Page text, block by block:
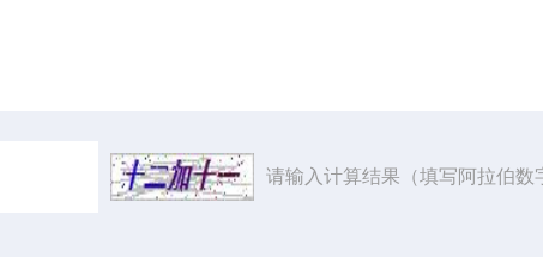
请输入计算结果（填写阿拉伯数